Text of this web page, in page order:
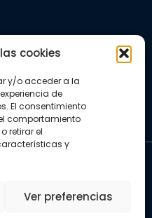
cookies
y/o acceder a la
de
El consentimiento
comportamiento
retirar el
y
Ver preferencias